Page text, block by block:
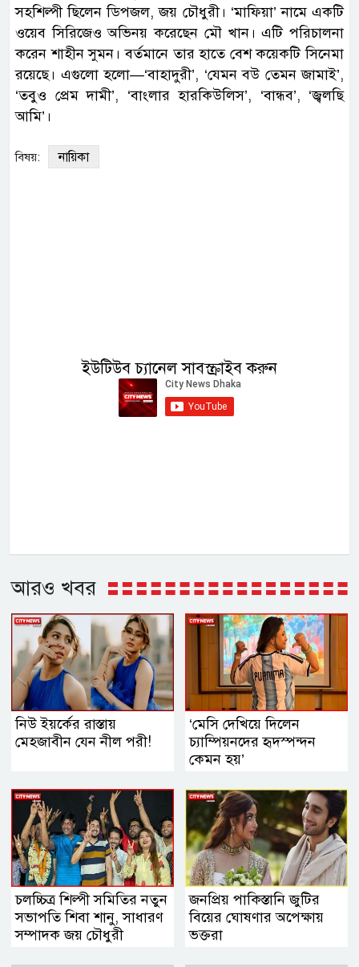
সহশিল্পী ছিলেন ডিপজল, জয় চৌধুরী। ‘মাফিয়া’ নামে একটি
ওয়েব সিরিজেও অভিনয় করেছেন মৌ খান। এটি পরিচালনা
করেন শাহীন সুমন। বর্তমানে তার হাতে বেশ কয়েকটি সিনেমা
রয়েছে। এগুলো হলো—‘বাহাদুরী’, ‘যেমন বউ তেমন জামাই’,
‘তবুও প্রেম দামী’, ‘বাংলার হারকিউলিস’, ‘বান্ধব’, ‘জ্বলছি
আমি’।
বিষয়: নায়িকা
ইউটিউব চ্যানেল সাবস্ক্রাইব করুন
আরও খবর
নিউ ইয়র্কের রাস্তায়
মেহজাবীন যেন নীল পরী!
‘মেসি দেখিয়ে দিলেন
চ্যাম্পিয়নদের হৃদস্পন্দন
কেমন হয়’
চলচ্চিত্র শিল্পী সমিতির নতুন
সভাপতি শিবা শানু, সাধারণ
সম্পাদক জয় চৌধুরী
জনপ্রিয় পাকিস্তানি জুটির
বিয়ের ঘোষণার অপেক্ষায়
ভক্তরা